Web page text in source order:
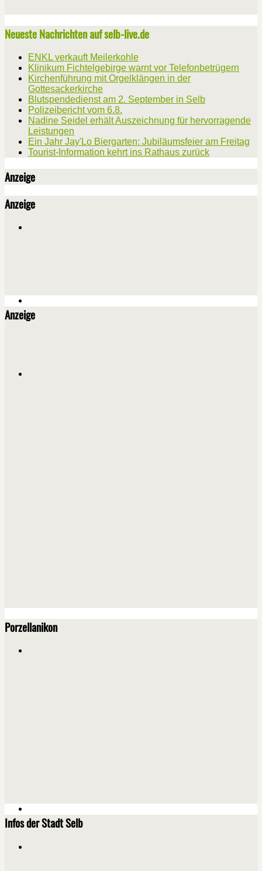
Neueste Nachrichten auf selb-live.de
ENKL verkauft Meilerkohle
Klinikum Fichtelgebirge warnt vor Telefonbetrügern
Kirchenführung mit Orgelklängen in der
Gottesackerkirche
Blutspendedienst am 2. September in Selb
Polizeibericht vom 6.8.
Nadine Seidel erhält Auszeichnung für hervorragende
Leistungen
Ein Jahr Jay'Lo Biergarten: Jubiläumsfeier am Freitag
Tourist-Information kehrt ins Rathaus zurück
Anzeige
Anzeige
Anzeige
Porzellanikon
Infos der Stadt Selb